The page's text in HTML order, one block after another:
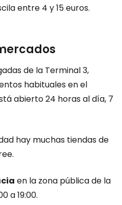
entre 4 y 15 euros.
de la Terminal 3,
habituales en el
abierto 24 horas al día, 7
hay muchas tiendas de
.
en la zona pública de la
a 19:00.